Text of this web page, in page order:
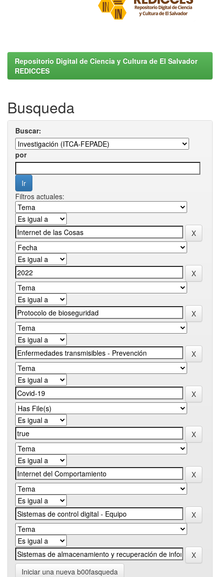
Repositorio Digital de Ciencia y Cultura de El Salvador
REDICCES
Busqueda
Buscar:
por
Filtros actuales:
Iniciar una nueva b00fasqueda